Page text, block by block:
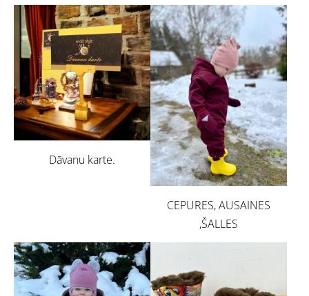
Dāvanu karte.
CEPURES, AUSAINES
,ŠALLES